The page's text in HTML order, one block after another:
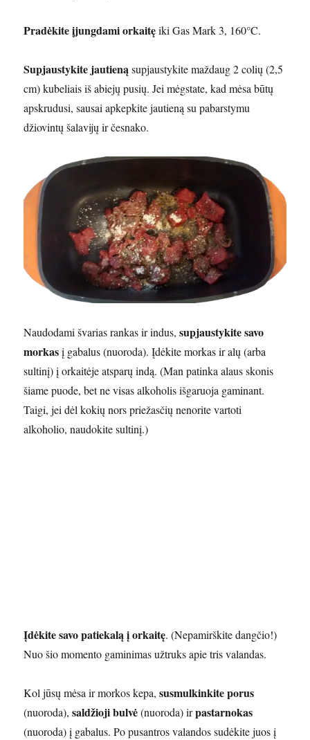
Pradėkite įjungdami orkaitęiki Gas Mark 3, 160°C.
Supjaustykite jautienąsupjaustykite maždaug 2 colių (2,5
cm) kubeliais iš abiejų pusių. Jei mėgstate, kad mėsa būtų
apskrudusi, sausai apkepkite jautieną su pabarstymu
džiovintų šalavijų ir česnako.
Naudodami švarias rankas ir indus,supjaustykite savo
morkasį gabalus (nuoroda). Įdėkite morkas ir alų (arba
sultinį) į orkaitėje atsparų indą. (Man patinka alaus skonis
šiame puode, bet ne visas alkoholis išgaruoja gaminant.
Taigi, jei dėl kokių nors priežasčių nenorite vartoti
alkoholio, naudokite sultinį.)
Įdėkite savo patiekalą į orkaitę. (Nepamirškite dangčio!)
Nuo šio momento gaminimas užtruks apie tris valandas.
Kol jūsų mėsa ir morkos kepa,susmulkinkite porus
(nuoroda),saldžioji bulvė(nuoroda) irpastarnokas
(nuoroda) į gabalus. Po pusantros valandos sudėkite juos į